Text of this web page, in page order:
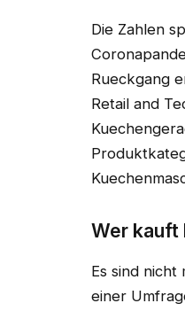
Die Zahlen
Rueckgang
Retail and
Wer kauft
Es sind
einer